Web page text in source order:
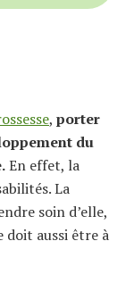
, porter
du
En effet, la
La
soin d’elle,
doit aussi être à